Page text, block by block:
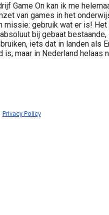
Game On kan ik me
van games in het
missie: gebruik wat er is!
bij gebaat
iets dat in landen als
is, maar in Nederland helaas
Privacy Policy